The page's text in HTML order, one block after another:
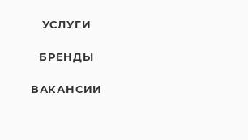
УСЛУГИ
БРЕНДЫ
ВАКАНСИИ